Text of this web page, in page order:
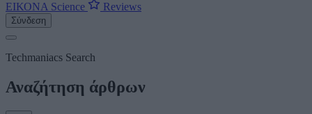
ΕΙΚΟΝΑ Science Reviews
Σύνδεση
Techmaniacs Search
Αναζήτηση άρθρων